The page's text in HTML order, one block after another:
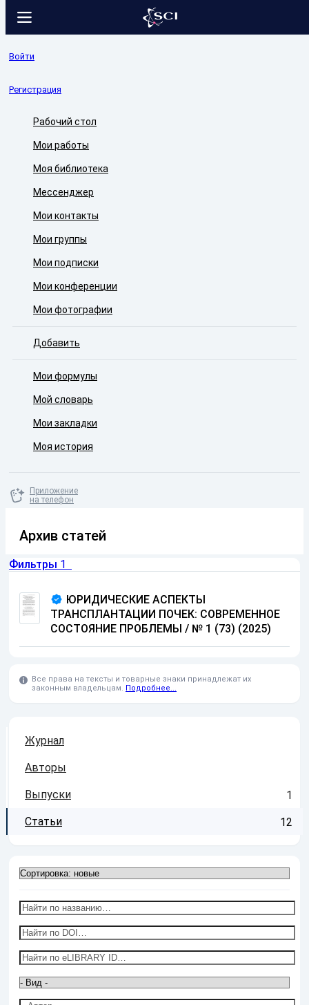
Войти
Регистрация
Рабочий стол
Мои работы
Моя библиотека
Мессенджер
Мои контакты
Мои группы
Мои подписки
Мои конференции
Мои фотографии
Добавить
Мои формулы
Мой словарь
Мои закладки
Моя история
Приложение
на телефон
Архив статей
Фильтры 1
ЮРИДИЧЕСКИЕ АСПЕКТЫ
ТРАНСПЛАНТАЦИИ ПОЧЕК: СОВРЕМЕННОЕ
СОСТОЯНИЕ ПРОБЛЕМЫ / № 1 (73) (2025)
Все права на тексты и товарные знаки принадлежат их
законным владельцам. Подробнее...
Журнал
Авторы
Выпуски 1
Статьи 12